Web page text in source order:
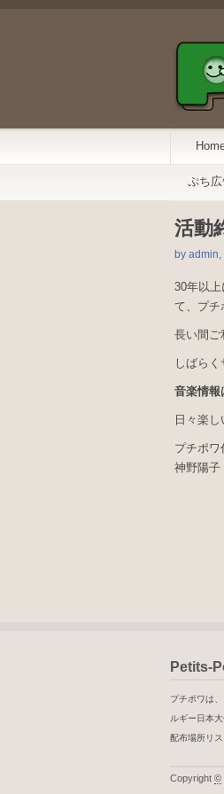
ぷち
活動
by
30年以
て、プチ
長い間ご
しばら
音楽情報
日々楽
プチポワ
神野陽子
Petits-
プチポワは
ルギー日本
配布場所リス
Copyright ©